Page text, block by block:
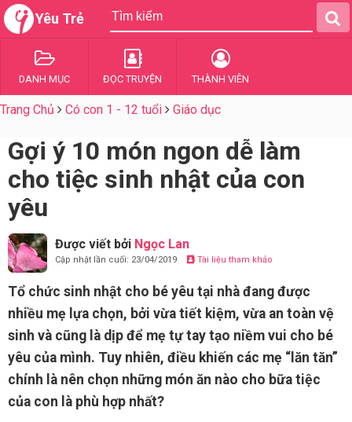
Yêu Trẻ
DANH MỤC ĐỌC TRUYỆN THÀNH VIÊN
Trang Chủ Có con 1 - 12 tuổi Giáo dục
Gợi ý 10 món ngon dễ làm
cho tiệc sinh nhật của con
yêu
Được viết bởi Ngọc Lan
Cập nhật lần cuối: 23/04/2019 Tài liệu tham khảo
Tổ chức sinh nhật cho bé yêu tại nhà đang được
nhiều mẹ lựa chọn, bởi vừa tiết kiệm, vừa an toàn vệ
sinh và cũng là dịp để mẹ tự tay tạo niềm vui cho bé
yêu của mình. Tuy nhiên, điều khiến các mẹ “lăn tăn”
chính là nên chọn những món ăn nào cho bữa tiệc
của con là phù hợp nhất?